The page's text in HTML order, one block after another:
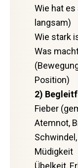
Wie hat
langsam)
Wie stark
Was
Position)
2)
Fieber
Atemnot,
Müdigkeit
Übelkeit,